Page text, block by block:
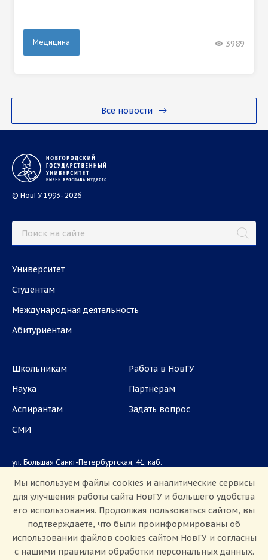
Все новости
Медицина 3989
© НовГУ 1993- 2026
Университет
Студентам
Международная деятельность
Абитуриентам
Школьникам
Наука
Аспирантам
СМИ
Работа в НовГУ
Партнёрам
Задать вопрос
ул. Большая Санкт-Петербургская, 41, каб.
Приемная комиссия: +7(8162)33-20-44
Мы используем файлы cookies и аналитические сервисы
для улучшения работы сайта НовГУ и большего удобства
его использования. Продолжая пользоваться сайтом, вы
подтверждаете, что были проинформированы об
использовании файлов cookies сайтом НовГУ и согласны
с нашими правилами обработки персональных данных.